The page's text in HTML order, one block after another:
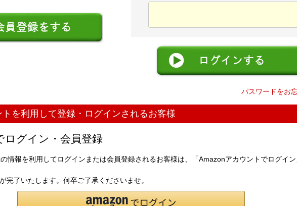
必
須
)
パスワードをお
を利用して登録・ログインされるお客様
ログイン・会員登録
情報を利用してログインまたは会員登録されるお客様は、「Amazonアカウントでログイン
完了いたします。何卒ご了承くださいませ。